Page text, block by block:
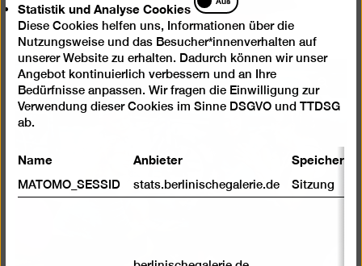
in
öffnen
Statistik und Analyse Cookies und
Analyse
Cookies
Diese Cookies helfen uns, Informationen über die
Nutzungsweise und das Besucher*innenverhalten auf
unserer Website zu erhalten. Dadurch können wir unser
Angebot kontinuierlich verbessern und an Ihre
Bedürfnisse anpassen. Wir fragen die Einwilligung zur
Verwendung dieser Cookies im Sinne DSGVO und TTDSG
ab.
Name Anbieter
MATOMO_SESSID stats.berlinischegalerie.de Sitzung